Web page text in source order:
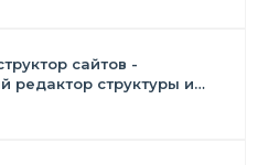
сайтов -
редактор структуры и